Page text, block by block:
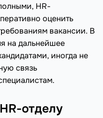
HR-
оценить
вакансии. В
на дальнейшее
иногда не
связь
отделу